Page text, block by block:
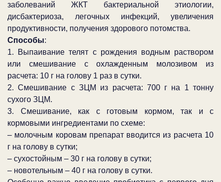
заболеваний ЖКТ бактериальной этиологии,
дисбактериоза, легочных инфекций, увеличения
продуктивности, получения здорового потомства.
Способы:
1. Выпаивание телят с рождения водным раствором
или смешивание с охлажденным молозивом из
расчета: 10 г на голову 1 раз в сутки.
2. Смешивание с ЗЦМ из расчета: 700 г на 1 тонну
сухого ЗЦМ.
3. Смешивание, как с готовым кормом, так и с
кормовыми ингредиентами по схеме:
– молочным коровам препарат вводится из расчета 10
г на голову в сутки;
– сухостойным – 30 г на голову в сутки;
– новотельным – 40 г на голову в сутки.